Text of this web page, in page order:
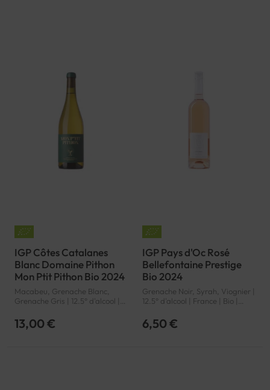
IGP Côtes Catalanes
Blanc Domaine Pithon
Mon Ptit Pithon Bio 2024
Macabeu, Grenache Blanc,
Grenache Gris | 12.5° d'alcool |
Languedoc-Roussillon | Côtes
Catalanes | IGP
13,00 €
IGP Pays d'Oc Rosé
Bellefontaine Prestige
Bio 2024
Grenache Noir, Syrah, Viognier |
12.5° d'alcool | France | Bio |
Pays d'Oc | IGP
6,50 €